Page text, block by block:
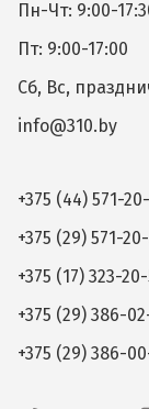
Пн-Чт: 9:00-
Пт: 9:00-17:00
Сб, Вс,
info@310.by
+375 (44) 571-
+375 (29) 571-
+375 (17) 323-
+375 (29) 386-
+375 (29) 386-